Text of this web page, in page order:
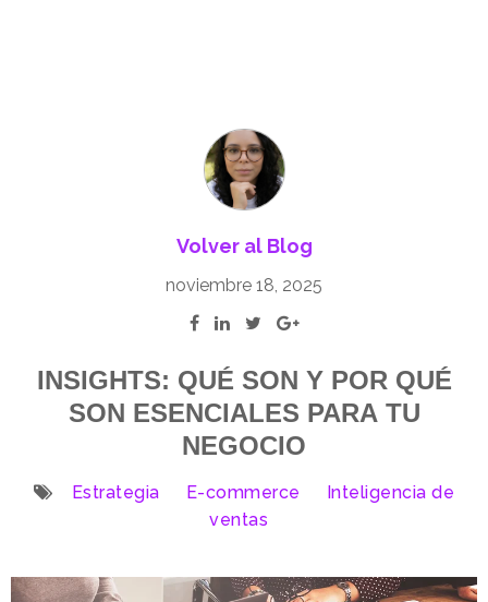
Volver al Blog
noviembre 18, 2025
INSIGHTS: QUÉ SON Y POR QUÉ
SON ESENCIALES PARA TU
NEGOCIO
Estrategia E-commerce
Inteligencia de
ventas